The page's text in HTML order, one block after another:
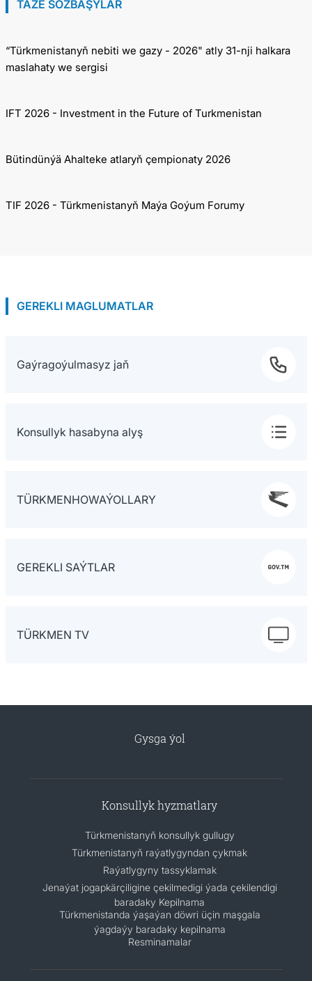
TÄZE SÖZBAŞYLAR
“Türkmenistanyň nebiti we gazy - 2026" atly 31-nji halkara
maslahaty we sergisi
IFT 2026 - Investment in the Future of Turkmenistan
Bütindünýä Ahalteke atlaryň çempionaty 2026
TIF 2026 - Türkmenistanyň Maýa Goýum Forumy
GEREKLI MAGLUMATLAR
Gaýragoýulmasyz jaň
Konsullyk hasabyna alyş
TÜRKMENHOWAÝOLLARY
GEREKLI SAÝTLAR
TÜRKMEN TV
Gysga ýol
Konsullyk hyzmatlary
Türkmenistanyň konsullyk gullugy
Türkmenistanyň raýatlygyndan çykmak
Raýatlygyny tassyklamak
Jenaýat jogapkärçiligine çekilmedigi ýada çekilendigi
baradaky Kepilnama
Türkmenistanda ýaşaýan döwri üçin maşgala
ýagdaýy baradaky kepilnama
Resminamalar